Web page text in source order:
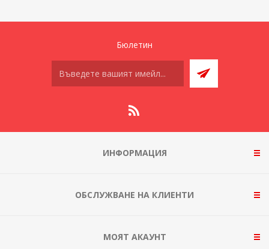
Бюлетин
ИНФОРМАЦИЯ
ОБСЛУЖВАНЕ НА КЛИЕНТИ
МОЯТ АКАУНТ